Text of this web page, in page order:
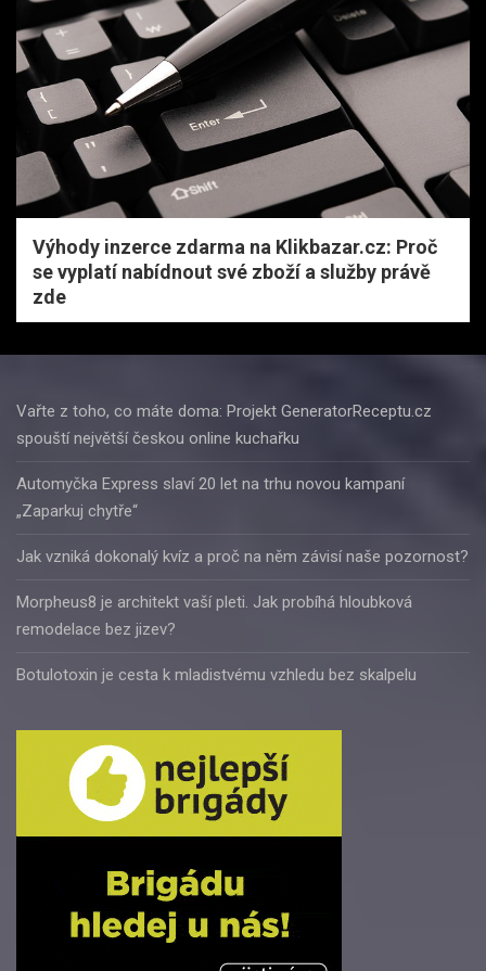
Výhody inzerce zdarma na Klikbazar.cz: Proč
se vyplatí nabídnout své zboží a služby právě
zde
Vařte z toho, co máte doma: Projekt GeneratorReceptu.cz
spouští největší českou online kuchařku
Automyčka Express slaví 20 let na trhu novou kampaní
„Zaparkuj chytře“
Jak vzniká dokonalý kvíz a proč na něm závisí naše pozornost?
Morpheus8 je architekt vaší pleti. Jak probíhá hloubková
remodelace bez jizev?
Botulotoxin je cesta k mladistvému vzhledu bez skalpelu